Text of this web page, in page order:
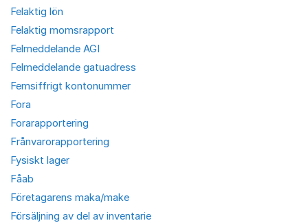
Felaktig lön
Felaktig momsrapport
Felmeddelande AGI
Felmeddelande gatuadress
Femsiffrigt kontonummer
Fora
Forarapportering
Frånvarorapportering
Fysiskt lager
Fåab
Företagarens maka/make
Försäljning av del av inventarie